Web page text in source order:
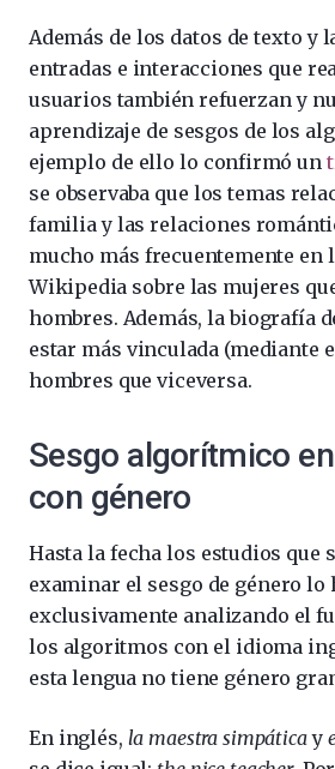
Además de los datos de texto y
entradas e interacciones que
usuarios también refuerzan y
aprendizaje de sesgos de los
ejemplo de ello lo confirmó un
se observaba que los temas
familia y las relaciones
mucho más frecuentemente en
Wikipedia sobre las mujeres
hombres. Además, la biografía
estar más vinculada (mediante
hombres que viceversa.
Sesgo algorítmico
con género
Hasta la fecha los estudios que
examinar el sesgo de género lo
exclusivamente analizando el
los algoritmos con el idioma
esta lengua no tiene género
En inglés, la maestra simpáticay